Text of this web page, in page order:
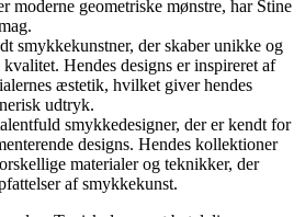
moderne geometriske mønstre, har Stine
smykkekunstner, der skaber unikke og
Hendes designs er inspireret af
æstetik, hvilket giver hendes
udtryk.
smykkedesigner, der er kendt for
designs. Hendes kollektioner
materialer og teknikker, der
af smykkekunst.